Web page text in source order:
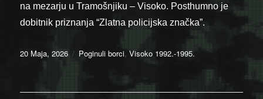
na mezarju u Tramošnjiku – Visoko. Posthumno je
dobitnik priznanja “Zlatna policijska značka”.
Posted
20 Maja, 2026 Categories
Poginuli borci,Visoko 1992.-1995.